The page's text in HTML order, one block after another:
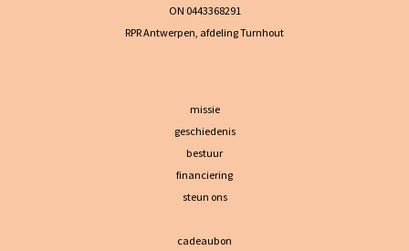
ON 0443368291
RPR Antwerpen, afdeling Turnhout
missie
geschiedenis
bestuur
financiering
steun ons
cadeaubon